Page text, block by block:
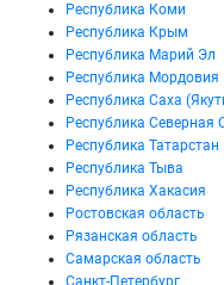
Республика Коми
Республика Крым
Республика Марий Эл
Республика Мордовия
Республика Саха
Республика Северная
Республика Татарстан
Республика Тыва
Республика Хакасия
Ростовская область
Рязанская область
Самарская область
Санкт-Петербург